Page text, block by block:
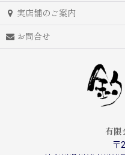
実店舗のご案内
お問合せ
有限
〒